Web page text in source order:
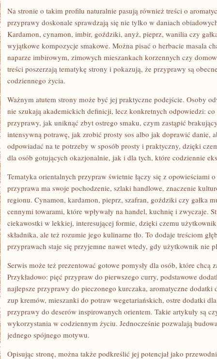
Na stronie o takim profilu naturalnie pasują również treści o
przyprawy doskonale sprawdzają się nie tylko w daniach
Kardamon, cynamon, imbir, goździki, anyż, pieprz, wanilia czy
wyjątkowe kompozycje smakowe. Można pisać o herbacie masala
naparze imbirowym, zimowych mieszankach korzennych czy
treści poszerzają tematykę strony i pokazują, że przyprawy są
codziennego życia.
Ważnym atutem strony może być jej praktyczne podejście. Osoby
nie szukają akademickich definicji, lecz konkretnych odpowiedzi: co
przyprawy, jak uniknąć zbyt ostrego smaku, czym zastąpić
intensywną potrawę, jak zrobić prosty sos albo jak doprawić danie,
odpowiadać na te potrzeby w sposób prosty i praktyczny, dzięki
dla osób gotujących okazjonalnie, jak i dla tych, które codziennie
Tematyka orientalnych przypraw świetnie łączy się z opowieściami
przyprawa ma swoje pochodzenie, szlaki handlowe, znaczenie
regionu. Cynamon, kardamon, pieprz, szafran, goździki czy gałka
cennymi towarami, które wpływały na handel, kuchnię i zwyczaje.
ciekawostki w lekkiej, interesującej formie, dzięki czemu
składnika, ale też rozumie jego kulinarne tło. To dodaje treściom
przyprawach staje się przyjemne nawet wtedy, gdy użytkownik nie
Serwis może też prezentować gotowe pomysły dla osób, które chcą
Przykładowo: pięć przypraw do pierwszego curry, podstawowe
najlepsze przyprawy do pieczonego kurczaka, aromatyczne
zup kremów, mieszanki do potraw wegetariańskich, ostre dodatki
przyprawy do deserów inspirowanych orientem. Takie artykuły są
wykorzystania w codziennym życiu. Jednocześnie pozwalają
jednego spójnego motywu.
Opisując stronę, można także podkreślić jej potencjał jako